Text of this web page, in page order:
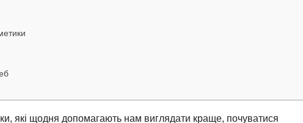
які щодня допомагають нам виглядати краще, почуватися